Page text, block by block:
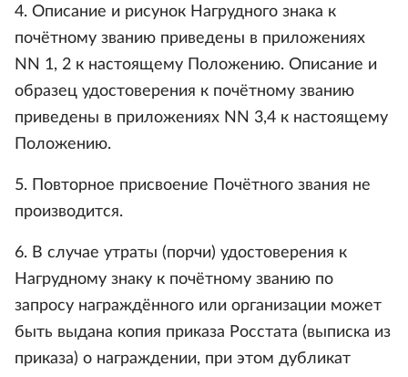
4. Описание и рисунок Нагрудного знака к
почётному званию приведены в приложениях
NN 1, 2 к настоящему Положению. Описание и
образец удостоверения к почётному званию
приведены в приложениях NN 3,4 к настоящему
Положению.
5. Повторное присвоение Почётного звания не
производится.
6. В случае утраты (порчи) удостоверения к
Нагрудному знаку к почётному званию по
запросу награждённого или организации может
быть выдана копия приказа Росстата (выписка из
приказа) о награждении, при этом дубликат